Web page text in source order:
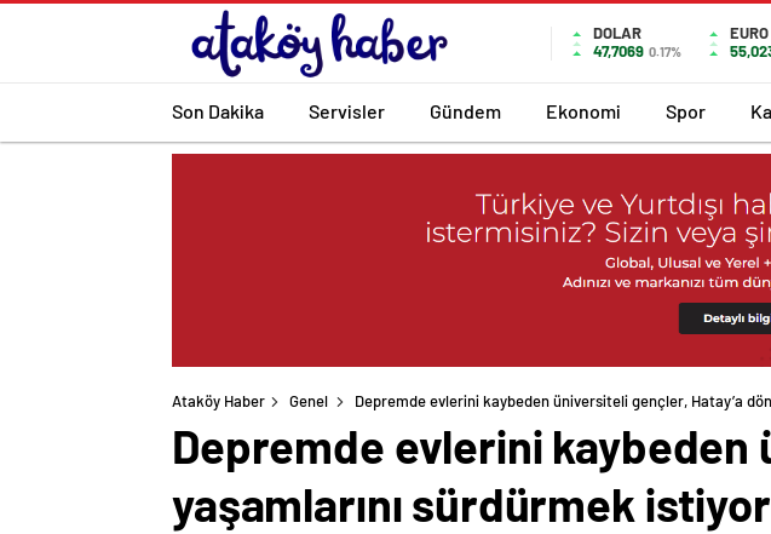
DOLAR
47,7069 0.17%
EURO
Son Dakika Servisler Gündem Ekonomi Spor
Ataköy Haber Genel Depremde evlerini kaybeden üniversiteli gençler, Hatay’a
Depremde evlerini kaybeden
yaşamlarını sürdürmek istiyor